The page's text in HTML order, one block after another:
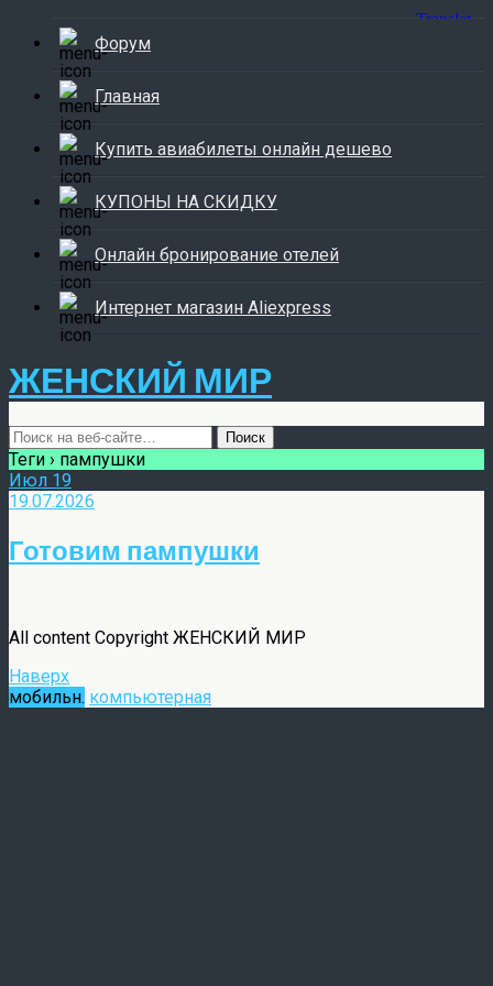
Форум
Главная
Купить авиабилеты онлайн дешево
КУПОНЫ НА СКИДКУ
Онлайн бронирование отелей
Интернет магазин Aliexpress
ЖЕНСКИЙ МИР
Теги › пампушки
Июл 19
19.07.2026
Готовим пампушки
All content Copyright ЖЕНСКИЙ МИР
Наверх
мобильн. компьютерная